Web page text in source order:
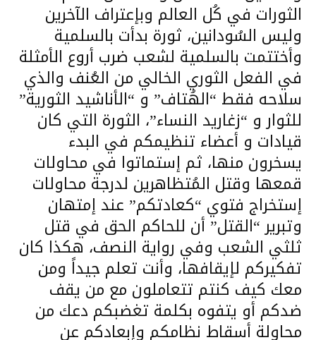
الثورات في كُل العالم وبإعتراف الآخرين
وليس السُودانين، ثورة بدأت بالسلمية
وأختتمت بالسلمية لشعب ضرب أروع الأمثلة
في الفعل الثوري الخالي من العُنف والذي
سلاحه فقط “الهُتاف” و “الأناشيد الثورية”
للثوار و “زغاريد النساء”، الثورة التي كان
قيادات و أعضاء تنظيمكم في البدء
يسخرون منها، ثم إستماتوا في محاولات
قمعها وقتل المُتظاهرين لدرجة محاولات
إستخراج فتوي “كعادتكم” عند إمتهان
وتبرير “القتل” أن للحاكم الحق في قتل
ثلثي الشعب وفي رواية النصف، هكذا كان
تفكيركم لإيقافها، وأنت تعلم جيداً ومن
معك كيف كنتم تتعاملون مع من يقف
ضدكم أو يتفوه بكلمة تغضبكم دعك من
محاولة أسقاط نظامكم وإبعادكم عن